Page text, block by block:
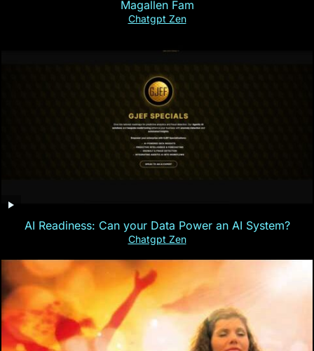
Magallen Fam
Chatgpt Zen
AI Readiness: Can your Data Power an AI System?
Chatgpt Zen